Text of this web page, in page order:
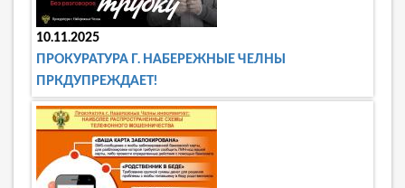
10.11.2025
ПРОКУРАТУРА Г. НАБЕРЕЖНЫЕ ЧЕЛНЫ
ПРКДУПРЕЖДАЕТ!